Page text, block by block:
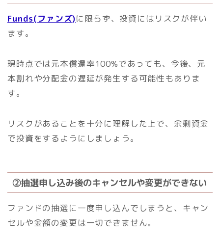
Funds(ファンズ)に限らず、投資にはリスクが伴い
ます。
現時点では元本償還率100%であっても、今後、元
本割れや分配金の遅延が発生する可能性もありま
す。
リスクがあることを十分に理解した上で、余剰資金
で投資をするようにしましょう。
②抽選申し込み後のキャンセルや変更ができない
ファンドの抽選に一度申し込んでしまうと、キャン
セルや金額の変更は一切できません。